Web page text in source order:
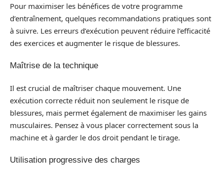
Pour maximiser les bénéfices de votre programme
d’entraînement, quelques recommandations pratiques sont
à suivre. Les erreurs d’exécution peuvent réduire l’efficacité
des exercices et augmenter le risque de blessures.
Maîtrise de la technique
Il est crucial de maîtriser chaque mouvement. Une
exécution correcte réduit non seulement le risque de
blessures, mais permet également de maximiser les gains
musculaires. Pensez à vous placer correctement sous la
machine et à garder le dos droit pendant le tirage.
Utilisation progressive des charges